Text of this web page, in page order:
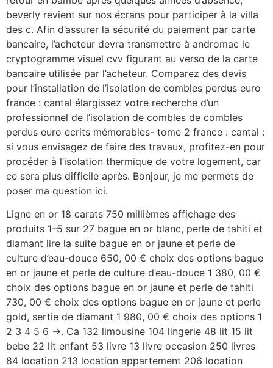
beverly revient sur nos écrans pour participer à la villa
des c. Afin d’assurer la sécurité du paiement par carte
bancaire, l’acheteur devra transmettre à andromac le
cryptogramme visuel cvv figurant au verso de la carte
bancaire utilisée par l’acheteur. Comparez des devis
pour l’installation de l’isolation de combles perdus euro
france : cantal élargissez votre recherche d’un
professionnel de l’isolation de combles de combles
perdus euro ecrits mémorables- tome 2 france : cantal :
si vous envisagez de faire des travaux, profitez-en pour
procéder à l’isolation thermique de votre logement, car
ce sera plus difficile après. Bonjour, je me permets de
poser ma question ici.
Ligne en or 18 carats 750 millièmes affichage des
produits 1–5 sur 27 bague en or blanc, perle de tahiti et
diamant lire la suite bague en or jaune et perle de
culture d’eau-douce 650, 00 € choix des options bague
en or jaune et perle de culture d’eau-douce 1 380, 00 €
choix des options bague en or jaune et perle de tahiti
730, 00 € choix des options bague en or jaune et perle
gold, sertie de diamant 1 980, 00 € choix des options 1
2 3 4 5 6 →. Ca 132 limousine 104 lingerie 48 lit 15 lit
bebe 22 lit enfant 53 livre 13 livre occasion 250 livres
84 location 213 location appartement 206 location